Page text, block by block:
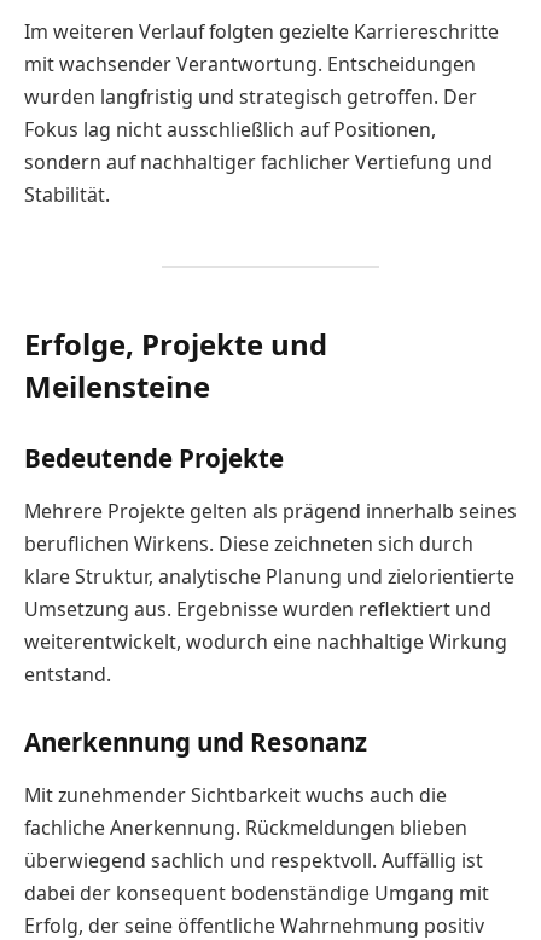
Im weiteren Verlauf folgten gezielte Karriereschritte
mit wachsender Verantwortung. Entscheidungen
wurden langfristig und strategisch getroffen. Der
Fokus lag nicht ausschließlich auf Positionen,
sondern auf nachhaltiger fachlicher Vertiefung und
Stabilität.
Erfolge, Projekte und
Meilensteine
Bedeutende Projekte
Mehrere Projekte gelten als prägend innerhalb seines
beruflichen Wirkens. Diese zeichneten sich durch
klare Struktur, analytische Planung und zielorientierte
Umsetzung aus. Ergebnisse wurden reflektiert und
weiterentwickelt, wodurch eine nachhaltige Wirkung
entstand.
Anerkennung und Resonanz
Mit zunehmender Sichtbarkeit wuchs auch die
fachliche Anerkennung. Rückmeldungen blieben
überwiegend sachlich und respektvoll. Auffällig ist
dabei der konsequent bodenständige Umgang mit
Erfolg, der seine öffentliche Wahrnehmung positiv